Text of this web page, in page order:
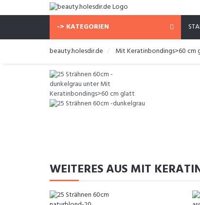
-> KATEGORIEN
beauty.holesdir.de Mit Keratinbondings>60 cm
WEITERES AUS MIT